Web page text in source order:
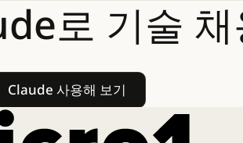
로 기술
Claude 사용해 보기
Claude 사용해 보기